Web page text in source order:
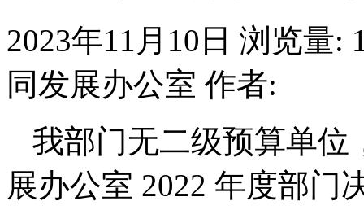
2023年11月10日 浏览量:
同发展办公室 作者:
我部门无二级预算单位
展办公室 2022 年度部门